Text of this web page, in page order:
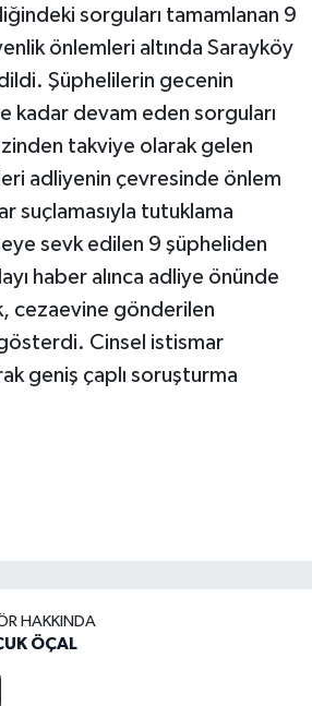
sorguları tamamlanan 9
önlemleri altında Sarayköy
Şüphelilerin gecenin
kadar devam eden sorguları
takviye olarak gelen
adliyenin çevresinde önlem
suçlamasıyla tutuklama
sevk edilen 9 şüpheliden
haber alınca adliye önünde
cezaevine gönderilen
Cinsel istismar
geniş çaplı soruşturma
HAKKINDA
ÖÇAL